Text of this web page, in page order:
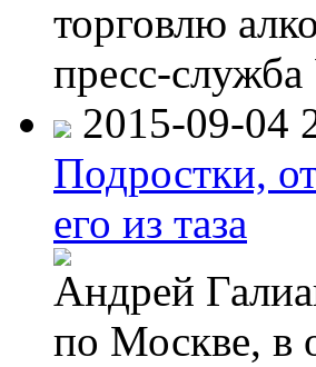
торговлю
пресс-
2015-09-04
Подростки,
его из таза
Андрей
по Москве, в